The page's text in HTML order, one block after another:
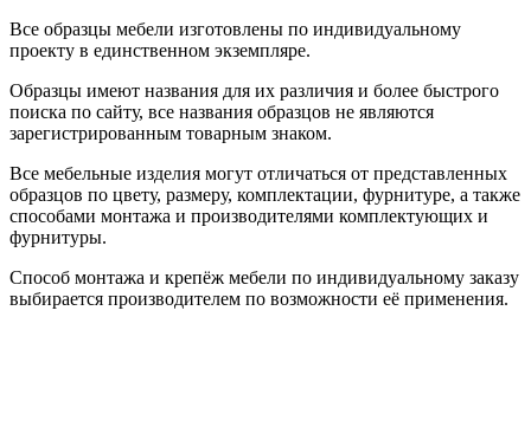
Все образцы мебели изготовлены по индивидуальному
проекту в единственном экземпляре.
Образцы имеют названия для их различия и более быстрого
поиска по сайту, все названия образцов не являются
зарегистрированным товарным знаком.
Все мебельные изделия могут отличаться от представленных
образцов по цвету, размеру, комплектации, фурнитуре, а также
способами монтажа и производителями комплектующих и
фурнитуры.
Способ монтажа и крепёж мебели по индивидуальному заказу
выбирается производителем по возможности её применения.